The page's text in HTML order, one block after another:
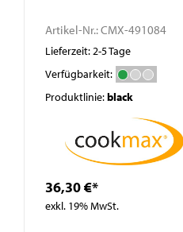
Artikel-Nr.:CMX-491084
Lieferzeit: 2-5 Tage
Verfügbarkeit:
Produktlinie:black
36,30 €*
exkl. 19% MwSt.